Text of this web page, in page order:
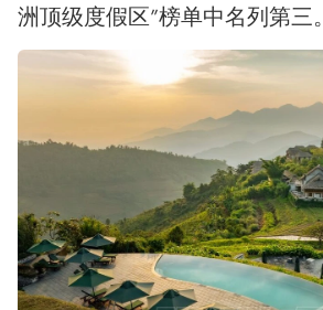
洲顶级度假区”榜单中名列第三。